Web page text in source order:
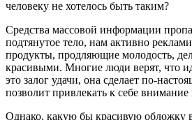
человеку не хотелось быть таким?
Средства массовой информации
подтянутое тело, нам активно
продукты, продляющие молодость,
красивыми. Многие люди верят, что
это залог удачи, она сделает по-
позволит привлекать к себе
Однако, какую бы красивую обложку